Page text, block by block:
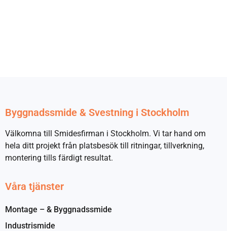
Byggnadssmide & Svestning i Stockholm
Välkomna till Smidesfirman i Stockholm. Vi tar hand om
hela ditt projekt från platsbesök till ritningar, tillverkning,
montering tills färdigt resultat.
Våra tjänster
Montage – & Byggnadssmide
Industrismide